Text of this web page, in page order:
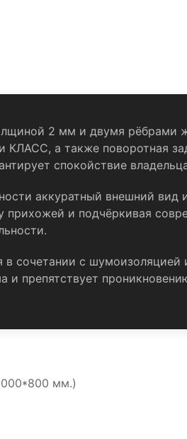
2 мм и двумя рёбрами
КЛАСС, а также поворотная
спокойствие
аккуратный внешний вид
и подчёркивая
сочетании с шумоизоляцией
препятствует
мм.)